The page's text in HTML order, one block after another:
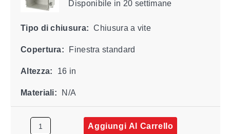
Disponibile in 20 settimane
Tipo di chiusura: Chiusura a vite
Copertura: Finestra standard
Altezza: 16 in
Materiali: N/A
Aggiungi Al Carrello